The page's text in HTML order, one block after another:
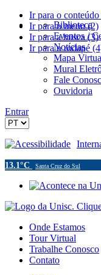
Ir para o
Ir para o menu (2)
Ir para a busca (3)
Ir para o rodapé
Biblioteca
Eventos /
Notícias
Mapa
Mural
Fale
Ouvidoria
Entrar
Acessibilidade
13.1°C Santa Cruz do Sul
Onde Estamos
Tour Virtual
Trabalhe Conosco
Contato